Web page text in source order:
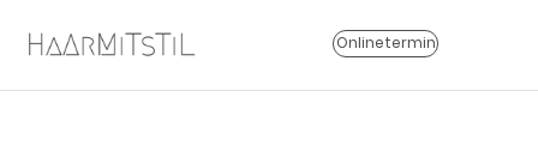
Onlinetermin